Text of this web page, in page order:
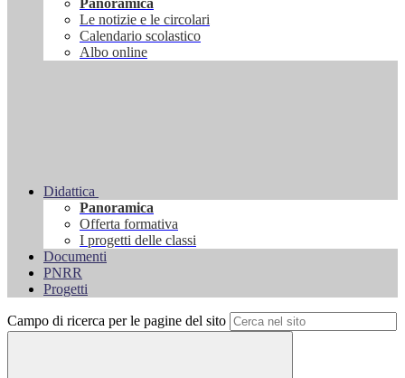
Panoramica
Le notizie e le circolari
Calendario scolastico
Albo online
Didattica
Panoramica
Offerta formativa
I progetti delle classi
Documenti
PNRR
Progetti
Campo di ricerca per le pagine del sito